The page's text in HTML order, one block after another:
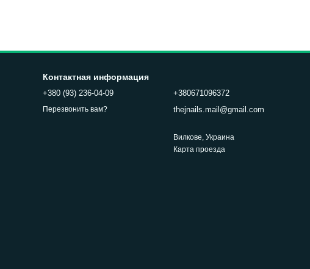
Контактная информация
+380 (93) 236-04-09
Перезвонить вам?
+380671096372
thejnails.mail@gmail.com
Вилкове, Украина
Карта проезда